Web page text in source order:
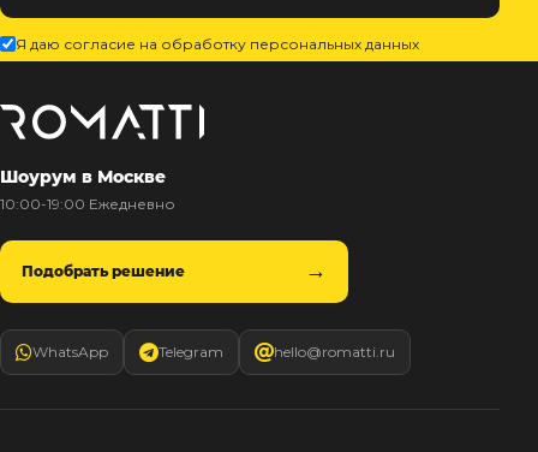
Я даю согласие на обработку персональных данных
Шоурум в Москве
10:00-19:00 Ежедневно
Подобрать решение
WhatsApp Telegram hello@romatti.ru